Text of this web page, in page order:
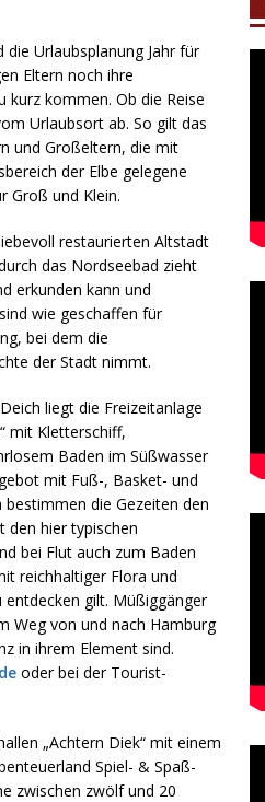
Urlaubsplanung Jahr für
Eltern noch ihre
kurz kommen. Ob die Reise
Urlaubsort ab. So gilt das
und Großeltern, die mit
der Elbe gelegene
Groß und Klein.
restaurierten Altstadt
das Nordseebad zieht
erkunden kann und
wie geschaffen für
bei dem die
der Stadt nimmt.
liegt die Freizeitanlage
mit Kletterschiff,
Baden im Süßwasser
mit Fuß-, Basket- und
die Gezeiten den
den hier typischen
bei Flut auch zum Baden
reichhaltiger Flora und
gilt. Müßiggänger
Weg von und nach Hamburg
in ihrem Element sind.
oder bei der Tourist-
„Achtern Diek“ mit einem
Spiel- & Spaß-
zwischen zwölf und 20